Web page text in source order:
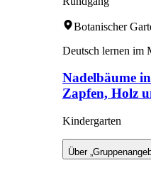
Botanischer
Deutsch lernen im
Nadelbäume
Zapfen, Holz
Kindergarten
Über